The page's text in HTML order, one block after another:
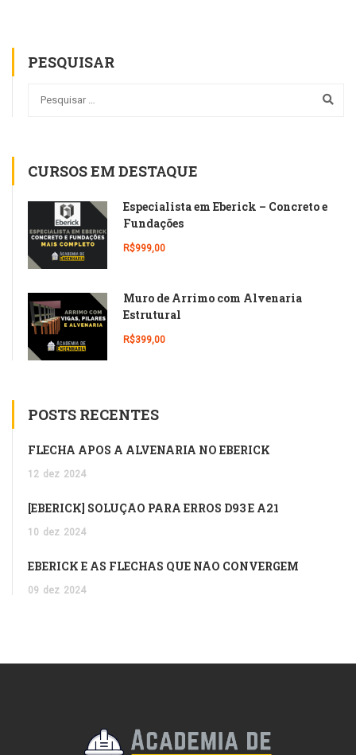
PESQUISAR
CURSOS EM DESTAQUE
Especialista em Eberick – Concreto e
Fundações
R$999,00
Muro de Arrimo com Alvenaria
Estrutural
R$399,00
POSTS RECENTES
FLECHA APÓS A ALVENARIA NO EBERICK
12 dez 2024
[EBERICK] SOLUÇÃO PARA ERROS D93 E A21
10 dez 2024
EBERICK E AS FLECHAS QUE NÃO CONVERGEM
09 dez 2024